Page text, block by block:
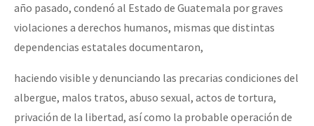
año pasado, condenó al Estado de Guatemala por graves
violaciones a derechos humanos, mismas que distintas
dependencias estatales documentaron,
haciendo visible y denunciando las precarias condiciones del
albergue, malos tratos, abuso sexual, actos de tortura,
privación de la libertad, así como la probable operación de